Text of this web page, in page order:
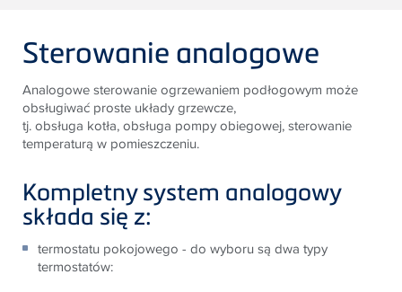
Sterowanie analogowe
Analogowe sterowanie ogrzewaniem podłogowym może
obsługiwać proste układy grzewcze,
tj. obsługa kotła, obsługa pompy obiegowej, sterowanie
temperaturą w pomieszczeniu.
Kompletny system analogowy
składa się z:
termostatu pokojowego - do wyboru są dwa typy
termostatów: